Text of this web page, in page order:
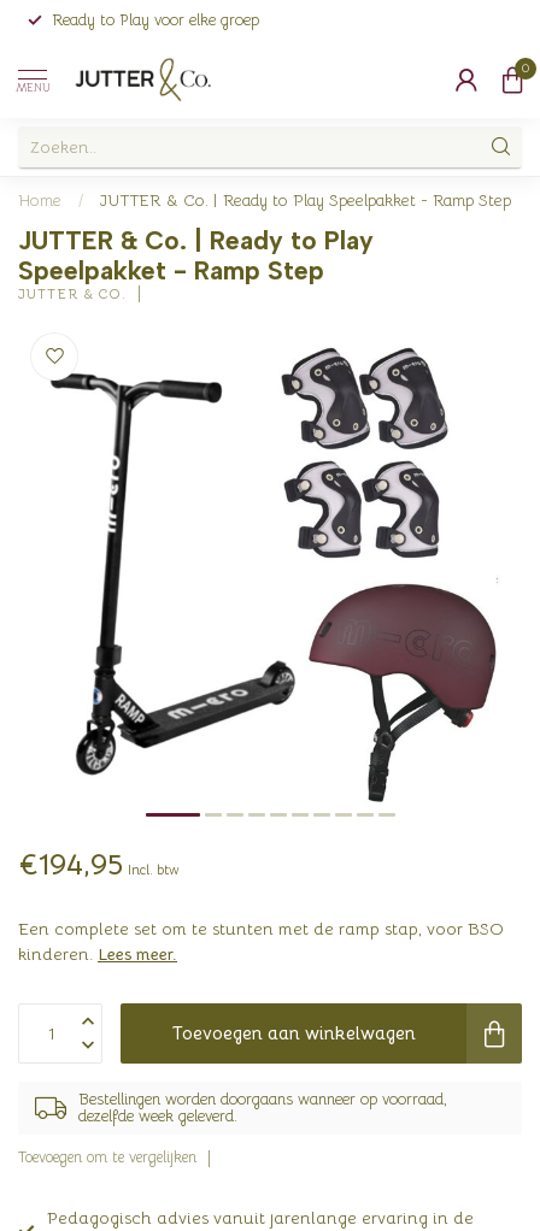
Ready to Play voor elke groep
MENU
0
Home / JUTTER & Co. | Ready to Play Speelpakket - Ramp Step
JUTTER & Co. | Ready to Play
Speelpakket - Ramp Step
JUTTER & CO.
€194,95 Incl. btw
Een complete set om te stunten met de ramp stap, voor BSO
kinderen. Lees meer.
Toevoegen aan winkelwagen
Bestellingen worden doorgaans wanneer op voorraad,
dezelfde week geleverd.
Toevoegen om te vergelijken
Pedagogisch advies vanuit jarenlange ervaring in de